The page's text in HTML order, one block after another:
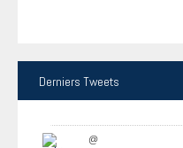
Derniers Tweets
@